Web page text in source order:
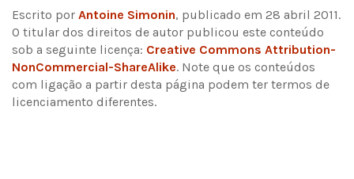
Escrito por Antoine Simonin, publicado em 28 abril 2011.
O titular dos direitos de autor publicou este conteúdo
sob a seguinte licença: Creative Commons Attribution-
NonCommercial-ShareAlike. Note que os conteúdos
com ligação a partir desta página podem ter termos de
licenciamento diferentes.